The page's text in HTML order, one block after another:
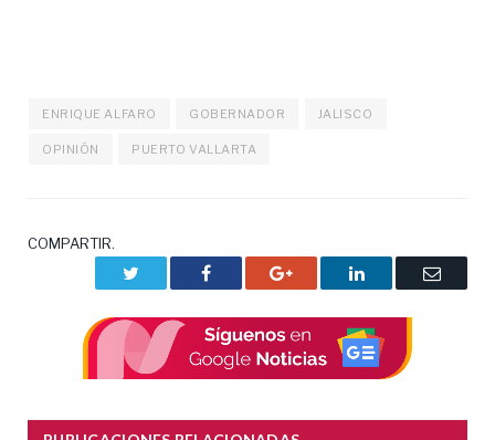
ENRIQUE ALFARO GOBERNADOR JALISCO
OPINIÓN PUERTO VALLARTA
COMPARTIR.
Facebook Google+ LinkedIn
Correo